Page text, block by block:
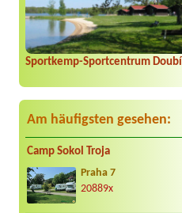
Sportkemp-Sportcentrum Doubí
Am häufigsten gesehen:
Camp Sokol Troja
Praha 7
20889x